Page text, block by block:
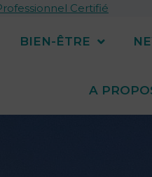
Certifié
BIEN-ÊTRE
A